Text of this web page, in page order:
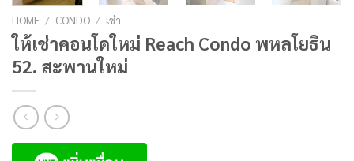
HOME / CONDO / เช่า
ให้เช่าคอนโดใหม่ Reach Condo พหลโยธิน
52. สะพานใหม่